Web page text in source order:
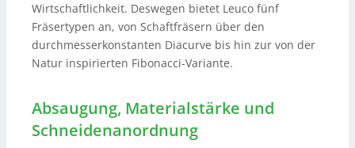
Wirtschaftlichkeit. Deswegen bietet Leuco fünf
Fräsertypen an, von Schaftfräsern über den
durchmesserkonstanten Diacurve bis hin zur von der
Natur inspirierten Fibonacci-Variante.
Absaugung, Materialstärke und
Schneidenanordnung